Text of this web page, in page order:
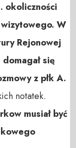
okoliczności
W
Rejonowej
się
z płk A.
notatek.
musiał być